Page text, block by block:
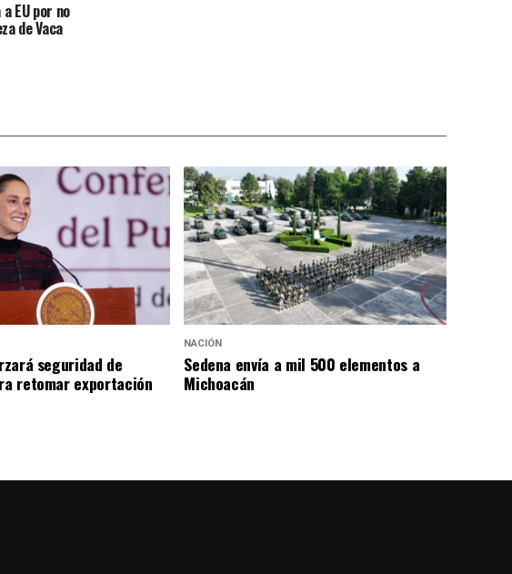
EU por no
de Vaca
seguridad de
retomar exportación
NACIÓN
Sedena envía a mil 500 elementos a
Michoacán